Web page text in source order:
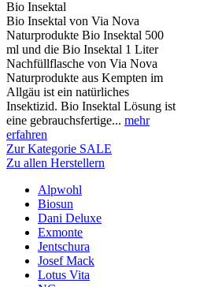
Bio Insektal
Bio Insektal von Via Nova
Naturprodukte Bio Insektal 500
ml und die Bio Insektal 1 Liter
Nachfüllflasche von Via Nova
Naturprodukte aus Kempten im
Allgäu ist ein natürliches
Insektizid. Bio Insektal Lösung ist
eine gebrauchsfertige... mehr
erfahren
Zur Kategorie SALE
Zu allen Herstellern
Alpwohl
Biosun
Dani Deluxe
Exmonte
Jentschura
Josef Mack
Lotus Vita